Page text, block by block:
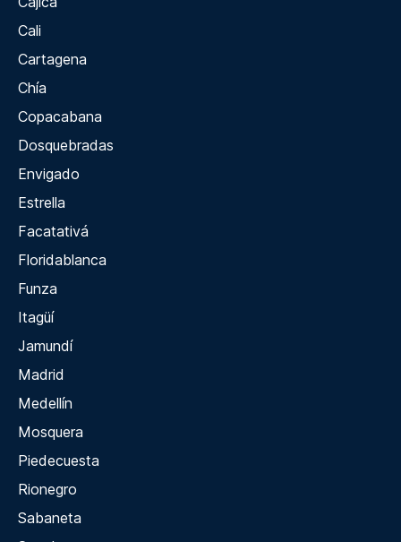
Cali
Cartagena
Chía
Copacabana
Dosquebradas
Envigado
Estrella
Facatativá
Floridablanca
Funza
Itagüí
Jamundí
Madrid
Medellín
Mosquera
Piedecuesta
Rionegro
Sabaneta